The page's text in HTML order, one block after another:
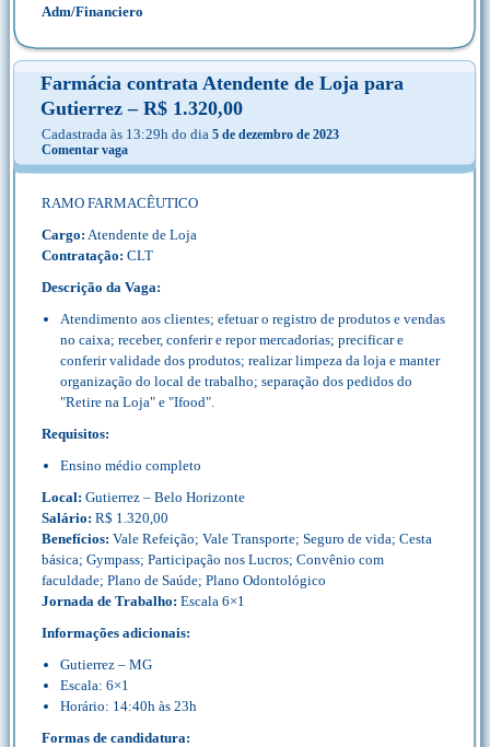
Adm/Financiero
Farmácia contrata Atendente de Loja para
Gutierrez – R$ 1.320,00
Cadastrada às 13:29h do dia 5 de dezembro de 2023
Comentar vaga
RAMO FARMACÊUTICO
Cargo: Atendente de Loja
Contratação: CLT
Descrição da Vaga:
Atendimento aos clientes; efetuar o registro de produtos e vendas
no caixa; receber, conferir e repor mercadorias; precificar e
conferir validade dos produtos; realizar limpeza da loja e manter
organização do local de trabalho; separação dos pedidos do
"Retire na Loja" e "Ifood".
Requisitos:
Ensino médio completo
Local: Gutierrez – Belo Horizonte
Salário: R$ 1.320,00
Benefícios: Vale Refeição; Vale Transporte; Seguro de vida; Cesta
básica; Gympass; Participação nos Lucros; Convênio com
faculdade; Plano de Saúde; Plano Odontológico
Jornada de Trabalho: Escala 6×1
Informações adicionais:
Gutierrez – MG
Escala: 6×1
Horário: 14:40h às 23h
Formas de candidatura: